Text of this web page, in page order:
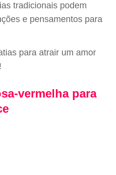
tradicionais podem
e pensamentos para
para atrair um amor
vermelha para